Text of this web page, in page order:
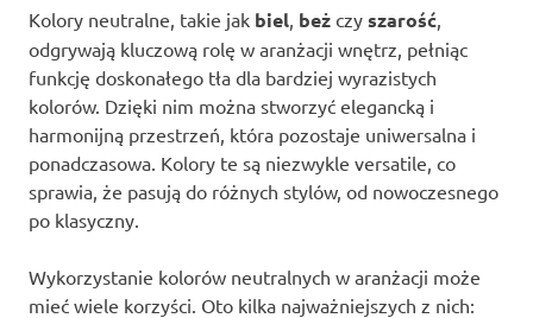
Kolory neutralne, takie jak biel beż czy szarość
odgrywają kluczową rolę w aranżacji wnętrz, pełniąc
funkcję doskonałego tła dla bardziej wyrazistych
kolorów. Dzięki nim można stworzyć elegancką i
harmonijną przestrzeń, która pozostaje uniwersalna i
ponadczasowa. Kolory te są niezwykle versatile, co
sprawia, że pasują do różnych stylów, od nowoczesnego
po klasyczny.
Wykorzystanie kolorów neutralnych w aranżacji może
mieć wiele korzyści. Oto kilka najważniejszych z nich: